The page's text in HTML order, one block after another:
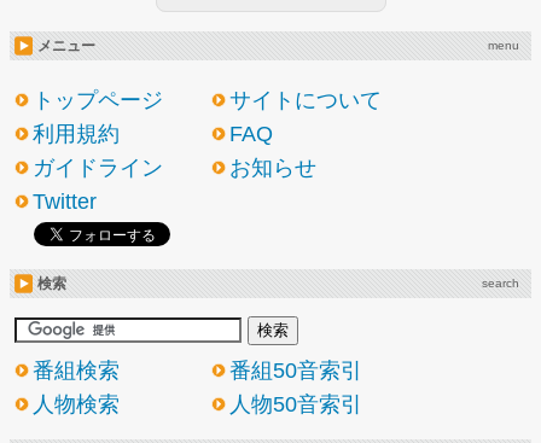
メニュー menu
トップページ
サイトについて
利用規約
FAQ
ガイドライン
お知らせ
Twitter
検索 search
番組検索
番組50音索引
人物検索
人物50音索引